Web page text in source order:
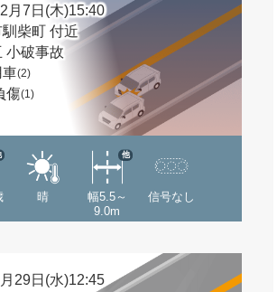
月7日(木)15:40
柴町 付近
小破事故
(2)
傷(1)
晴
幅5.5～
9.0m
他
信号なし
29日(水)12:45